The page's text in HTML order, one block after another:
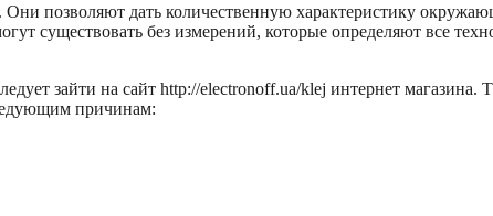
позволяют дать количественную характеристику
существовать без измерений, которые определяют все
зайти на сайт http://electronoff.ua/klej интернет
причинам: